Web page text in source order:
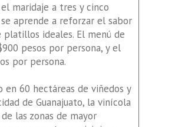
maridaje a tres y cinco
aprende a reforzar el sabor
ideales. El menú de
pesos por persona, y el
por persona.
en 60 hectáreas de viñedos y
de Guanajuato, la vinícola
las zonas de mayor